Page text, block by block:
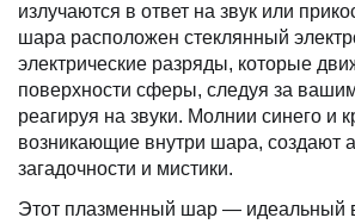
излучаются в ответ на звук или
шара расположен стеклянный
электрические разряды, которые
поверхности сферы, следуя за
реагируя на звуки. Молнии синего и
возникающие внутри шара, создают
загадочности и мистики.
Этот плазменный шар — идеальный